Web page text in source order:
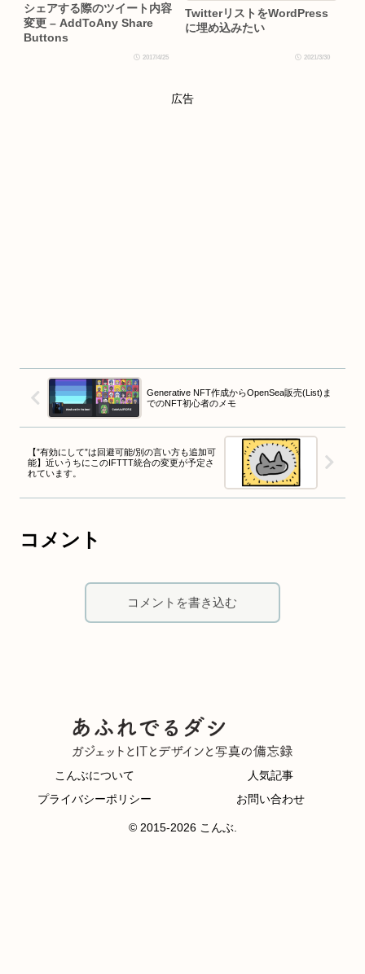
シェアする際のツイート内容
変更 – AddToAny Share
Buttons
2017/4/25
TwitterリストをWordPress
に埋め込みたい
2021/3/30
広告
Generative NFT作成からOpenSea販売(List)ま
でのNFT初心者のメモ
【”有効にして”は回避可能/別の言い方も追加可
能】近いうちにこのIFTTT統合の変更が予定さ
れています。
コメント
コメントを書き込む
こんぶについて
人気記事
プライバシーポリシー
お問い合わせ
© 2015-2026 こんぶ.